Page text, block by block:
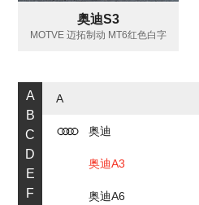
奥迪S3
MOTVE 迈拓制动 MT6红色白字
A
B
C
D
E
F
A
奥迪
奥迪A3
奥迪A6